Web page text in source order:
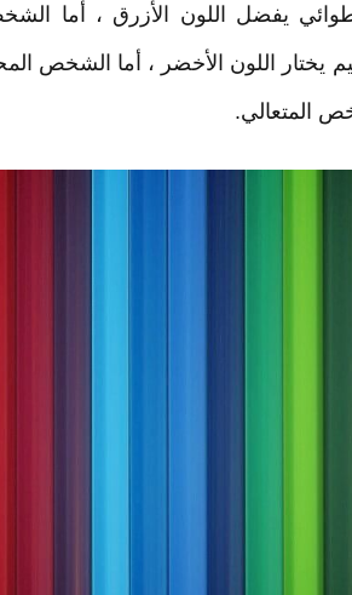
يفضل اللون الأزرق ، أما
يختار اللون الأخضر ، أما الشخص
المتعالي.